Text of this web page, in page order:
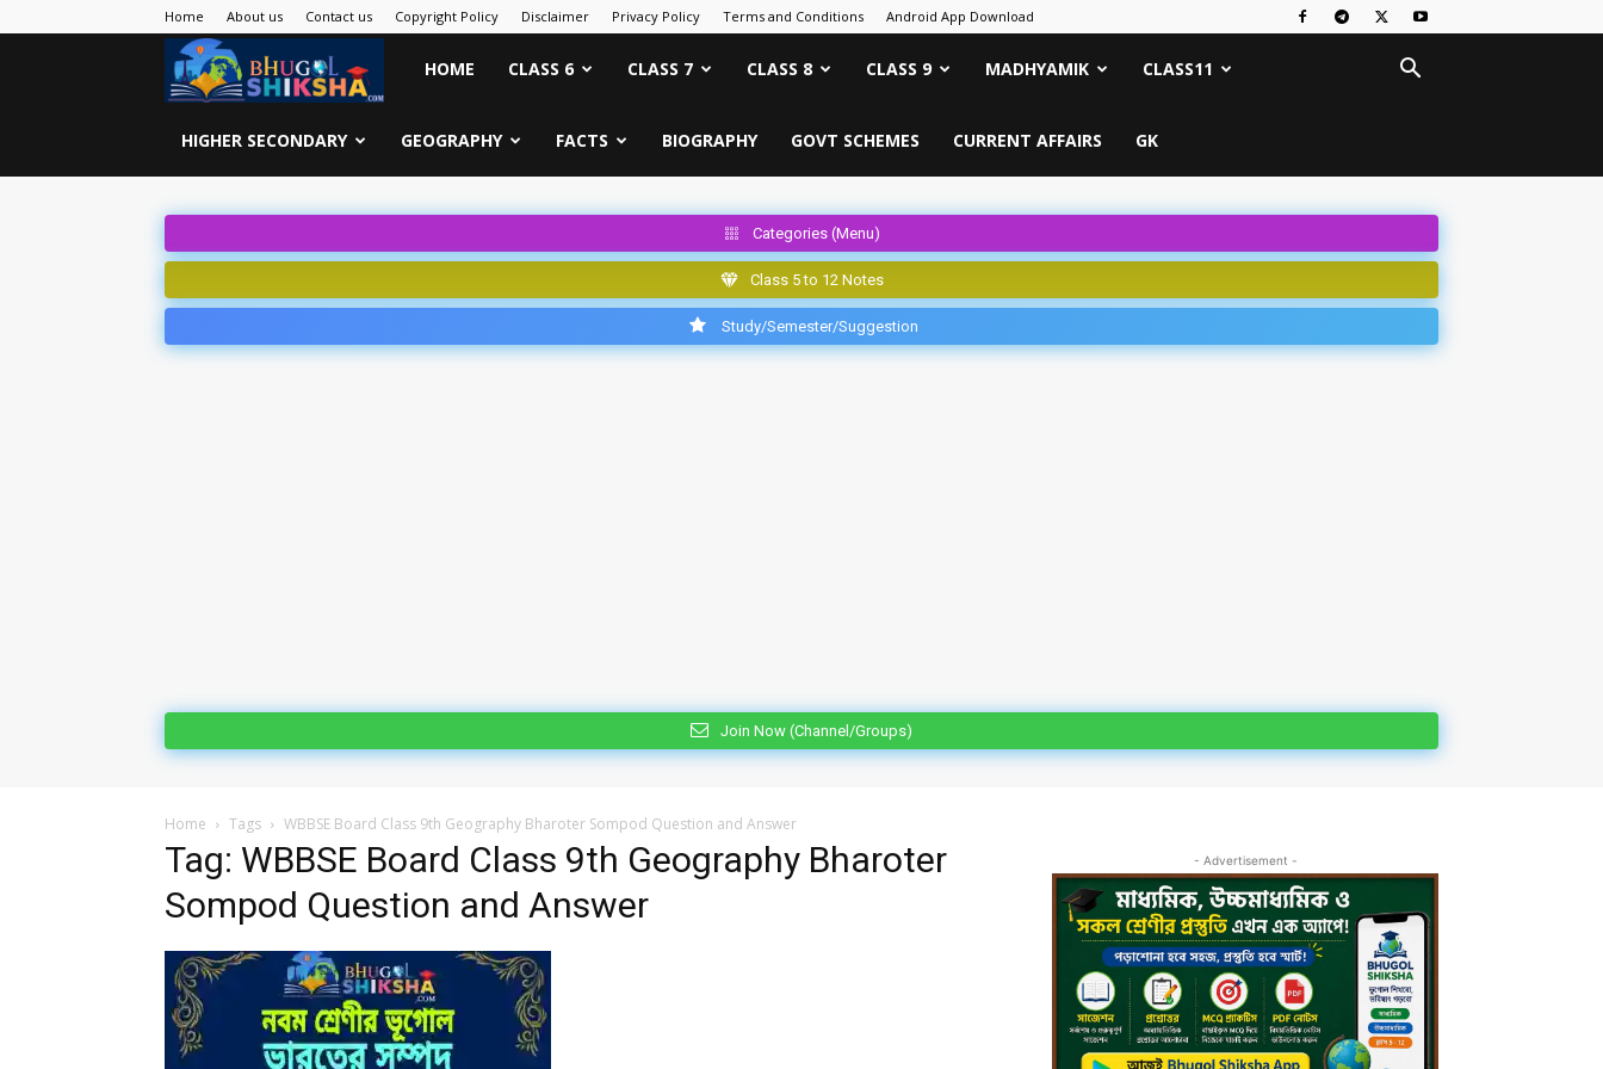
Home About us Contact us Copyright Policy Disclaimer Privacy Policy Terms and Conditions Android App Download
Bhugol
Shiksha
HOME CLASS 6 CLASS 7 CLASS 8 CLASS 9 MADHYAMIK CLASS11
HIGHER SECONDARY GEOGRAPHY FACTS BIOGRAPHY GOVT SCHEMES CURRENT AFFAIRS GK
Categories (Menu)
Class 5 to 12 Notes
Study/Semester/Suggestion
Join Now (Channel/Groups)
Home Tags WBBSE Board Class 9th Geography Bharoter Sompod Question and Answer
Tag: WBBSE Board Class 9th Geography Bharoter
Sompod Question and Answer
- Advertisement -